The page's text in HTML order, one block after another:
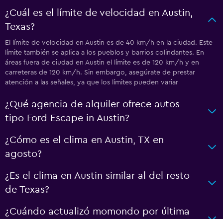
¿Cuál es el límite de velocidad en Austin,
Texas?
El límite de velocidad en Austin es de 40 km/h en la ciudad. Este
límite también se aplica a los pueblos y barrios colindantes. En
áreas fuera de ciudad en Austin el límite es de 120 km/h y en
carreteras de 120 km/h. Sin embargo, asegúrate de prestar
atención a las señales, ya que los límites pueden variar
¿Qué agencia de alquiler ofrece autos
tipo Ford Escape in Austin?
¿Cómo es el clima en Austin, TX en
agosto?
¿Es el clima en Austin similar al del resto
de Texas?
¿Cuándo actualizó momondo por última